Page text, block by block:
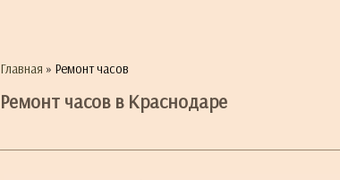
Главная » Ремонт часов
Ремонт часов в Краснодаре